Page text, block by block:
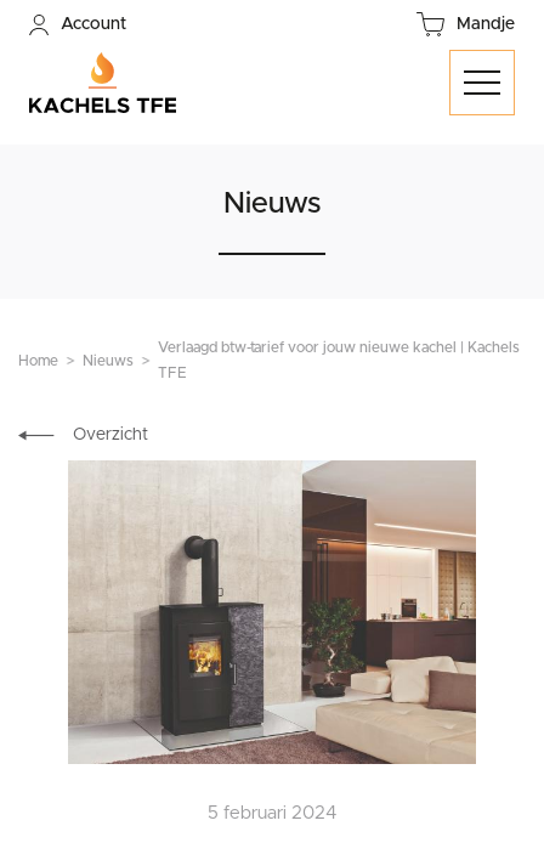
Account Mandje
Nieuws
Home Nieuws
Verlaagd btw-tarief voor jouw nieuwe kachel | Kachels
TFE
Overzicht
5 februari 2024